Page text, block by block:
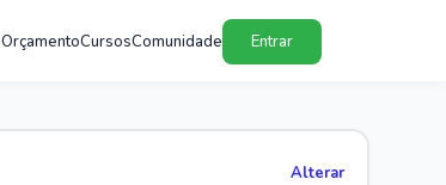
OrçamentoCursosComunidade Entrar
Alterar